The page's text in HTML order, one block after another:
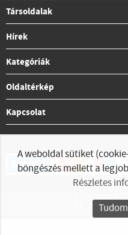
Társoldalak
Hírek
Kategóriák
Oldaltérkép
Kapcsolat
RSS hírek
A weboldal sütiket
böngészés mellett a
Részletes